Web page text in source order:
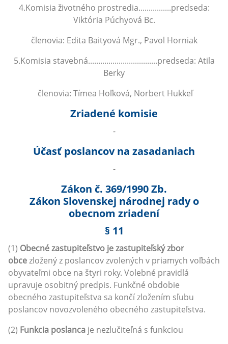
4.Komisia životného prostredia................predseda:
Viktória Púchyová Bc.
členovia: Edita Baityová Mgr., Pavol Horniak
5.Komisia stavebná..................................predseda: Atila
Berky
členovia: Tímea Hoľková, Norbert Hukkeľ
Zriadené komisie
-
Účasť poslancov na zasadaniach
-
Zákon č. 369/1990 Zb.
Zákon Slovenskej národnej rady o
obecnom zriadení
§ 11
(1) Obecné zastupiteľstvo je zastupiteľský zbor
obcezložený z poslancov zvolených v priamych voľbách
obyvateľmi obce na štyri roky. Volebné pravidlá
upravuje osobitný predpis. Funkčné obdobie
obecného zastupiteľstva sa končí zložením sľubu
poslancov novozvoleného obecného zastupiteľstva.
(2) Funkcia poslanca je nezlučiteľná s funkciou